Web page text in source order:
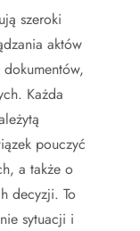
szeroki
aktów
Każda
pouczyć
a także o
decyzji. To
sytuacji i